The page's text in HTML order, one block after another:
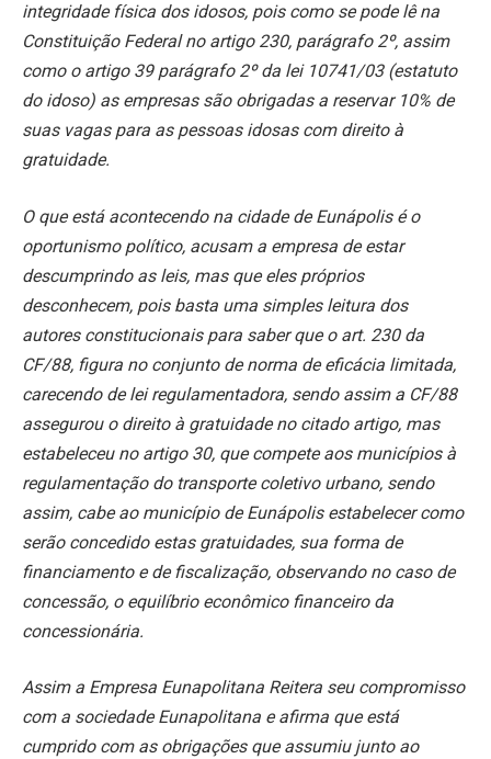
integridade física dos idosos, pois como se pode lê na
Constituição Federal no artigo 230, parágrafo 2º, assim
como o artigo 39 parágrafo 2º da lei 10741/03 (estatuto
do idoso) as empresas são obrigadas a reservar 10% de
suas vagas para as pessoas idosas com direito à
gratuidade.
O que está acontecendo na cidade de Eunápolis é o
oportunismo político, acusam a empresa de estar
descumprindo as leis, mas que eles próprios
desconhecem, pois basta uma simples leitura dos
autores constitucionais para saber que o art. 230 da
CF/88, figura no conjunto de norma de eficácia limitada,
carecendo de lei regulamentadora, sendo assim a CF/88
assegurou o direito à gratuidade no citado artigo, mas
estabeleceu no artigo 30, que compete aos municípios à
regulamentação do transporte coletivo urbano, sendo
assim, cabe ao município de Eunápolis estabelecer como
serão concedido estas gratuidades, sua forma de
financiamento e de fiscalização, observando no caso de
concessão, o equilíbrio econômico financeiro da
concessionária.
Assim a Empresa Eunapolitana Reitera seu compromisso
com a sociedade Eunapolitana e afirma que está
cumprido com as obrigações que assumiu junto ao